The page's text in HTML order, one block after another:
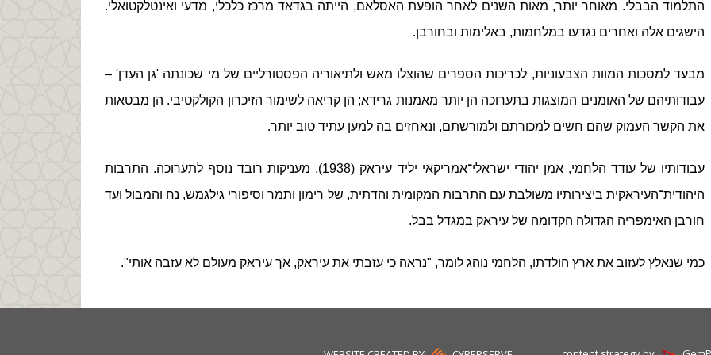
התלמוד הבבלי. מאוחר יותר, מאות השנים לאחר הופעת האסלאם, הייתה בגדאד מרכז כלכלי, מדעי ואינטלקטואלי.
הישגים אלה ואחרים נגדעו במלחמות, באלימות ובחורבן.
מבעד למסכות המוות הצבעוניות, לכריכות הספרים שהוצלו מאש ולתיאוריה הפסטורליים של מי שכונתה 'גן העדן' –
עבודותיהם של האומנים המוצגות בתערוכה הן יותר מאמנות גרידא; הן קריאה לשימור הזיכרון הקולקטיבי. הן מבטאות
את הקשר העמוק שהם חשים למכורתם ולמורשתם, ונאחזים בה למען עתיד טוב יותר.
עבודותיו של עודד הלחמי, אמן יהודי ישראלי־אמריקאי יליד עיראק (1938), מעניקות רובד נוסף לתערוכה. התרבות
היהודית־העיראקית ביצירותיו משולבת עם התרבות המקומית והדתית, של רימון ותמר וסיפורי גילגמש, נח והמבול ועד
חורבן האימפריה הגדולה הקדומה של עיראק במגדל בבל.
כמי שנאלץ לעזוב את ארץ הולדתו, הלחמי נוהג לומר, "נראה כי עזבתי את עיראק, אך עיראק מעולם לא עזבה אותי".